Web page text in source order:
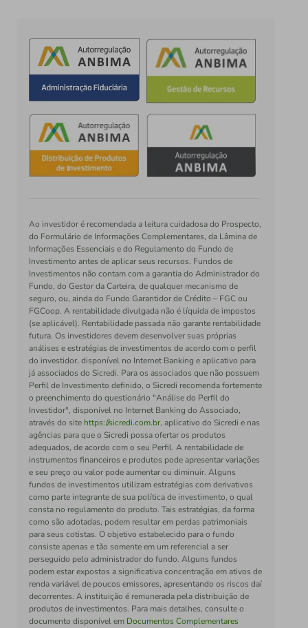
Ao investidor é recomendada a leitura cuidadosa do Prospecto,
do Formulário de Informações Complementares, da Lâmina de
Informações Essenciais e do Regulamento do Fundo de
Investimento antes de aplicar seus recursos. Fundos de
Investimentos não contam com a garantia do Administrador do
Fundo, do Gestor da Carteira, de qualquer mecanismo de
seguro, ou, ainda do Fundo Garantidor de Crédito – FGC ou
FGCoop. A rentabilidade divulgada não é líquida de impostos
(se aplicável). Rentabilidade passada não garante rentabilidade
futura. Os investidores devem desenvolver suas próprias
análises e estratégias de investimentos de acordo com o perfil
do investidor, disponível no Internet Banking e aplicativo para
já associados do Sicredi. Para os associados que não possuem
Perfil de Investimento definido, o Sicredi recomenda fortemente
o preenchimento do questionário "Análise do Perfil do
Investidor", disponível no Internet Banking do Associado,
através do site https://sicredi.com.br, aplicativo do Sicredi e nas
agências para que o Sicredi possa ofertar os produtos
adequados, de acordo com o seu Perfil. A rentabilidade de
instrumentos financeiros e produtos pode apresentar variações
e seu preço ou valor pode aumentar ou diminuir. Alguns
fundos de investimentos utilizam estratégias com derivativos
como parte integrante de sua política de investimento, o qual
consta no regulamento do produto. Tais estratégias, da forma
como são adotadas, podem resultar em perdas patrimoniais
para seus cotistas. O objetivo estabelecido para o fundo
consiste apenas e tão somente em um referencial a ser
perseguido pelo administrador do fundo. Alguns fundos
podem estar expostos a significativa concentração em ativos de
renda variável de poucos emissores, apresentando os riscos daí
decorrentes. A instituição é remunerada pela distribuição de
produtos de investimentos. Para mais detalhes, consulte o
documento disponível em Documentos Complementares